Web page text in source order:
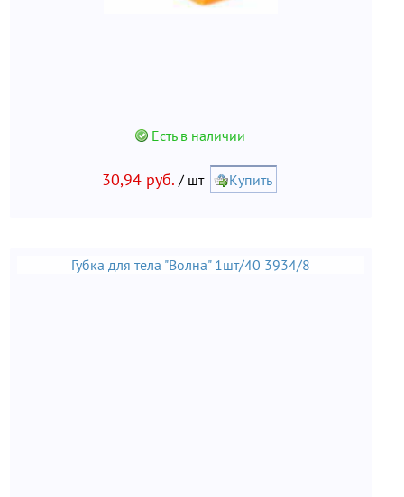
Есть в наличии
30,94 руб. / шт Купить
Губка для тела "Волна" 1шт/40 3934/8